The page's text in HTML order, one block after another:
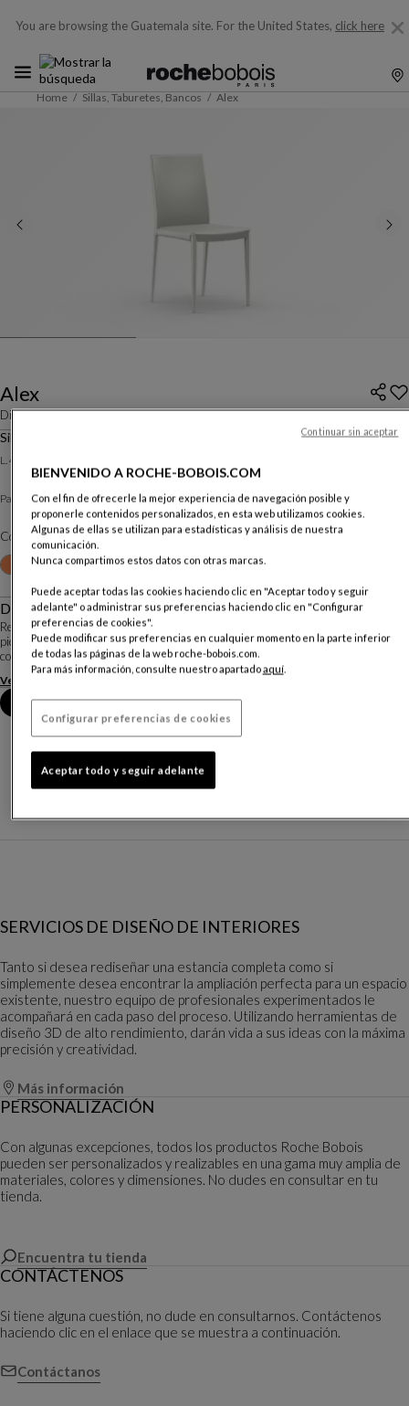
You are browsing the Guatemala site. For the United States, click here
Home Sillas, Taburetes, Bancos Alex
Alex
DiseñoStudio Giofra
Silla
L. 44 X A. 89 X P. 51 Cm
Pata : COSTRA DE PIEL
Color :Grigio Ghiaccio
+20
Descripción
Recubierta en costra de piel, la silla Alex se caracteriza por el ensamblaje de
piezas de cuero en la parte trasera del respaldo, realizado con dos líneas de
costuras de borde a borde.
Ver más
Reserva una cita en tienda
SERVICIOS DE DISEÑO DE INTERIORES
Tanto si desea rediseñar una estancia completa como si
simplemente desea encontrar la ampliación perfecta para un espacio
existente, nuestro equipo de profesionales experimentados le
acompañará en cada paso del proceso. Utilizando herramientas de
diseño 3D de alto rendimiento, darán vida a sus ideas con la máxima
precisión y creatividad.
Más información
PERSONALIZACIÓN
Con algunas excepciones, todos los productos Roche Bobois
pueden ser personalizados y realizables en una gama muy amplia de
materiales, colores y dimensiones. No dudes en consultar en tu
tienda.
Encuentra tu tienda
CONTÁCTENOS
Si tiene alguna cuestión, no dude en consultarnos. Contáctenos
haciendo clic en el enlace que se muestra a continuación.
Contáctanos
BIENVENIDO A ROCHE-BOBOIS.COM
Con el fin de ofrecerle la mejor experiencia de navegación posible y
proponerle contenidos personalizados, en esta web utilizamos cookies.
Algunas de ellas se utilizan para estadísticas y análisis de nuestra
comunicación.
Nunca compartimos estos datos con otras marcas.
Puede aceptar todas las cookies haciendo clic en "Aceptar todo y seguir
adelante" o administrar sus preferencias haciendo clic en "Configurar
preferencias de cookies".
Puede modificar sus preferencias en cualquier momento en la parte inferior
de todas las páginas de la web roche-bobois.com.
Para más información, consulte nuestro apartadoaquí.
Configurar preferencias de cookies
Aceptar todo y seguir adelante
Continuar sin aceptar